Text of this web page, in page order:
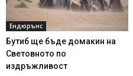
Ендюрънс
Бутиб ще бъде домакин на
Световното по
издръжливост